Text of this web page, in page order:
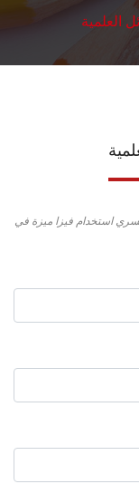
العلمية
استخدام فيزا ميزة في